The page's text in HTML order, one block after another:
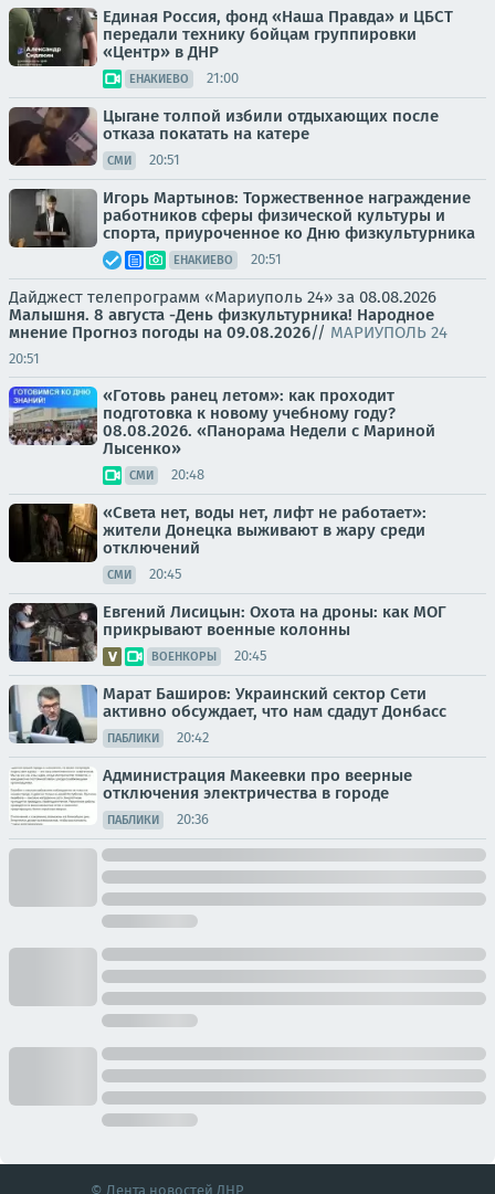
Единая Россия, фонд «Наша Правда» и ЦБСТ
передали технику бойцам группировки
«Центр» в ДНР
ЕНАКИЕВО 21:00
Цыгане толпой избили отдыхающих после
отказа покатать на катере
СМИ 20:51
Игорь Мартынов: Торжественное награждение
работников сферы физической культуры и
спорта, приуроченное ко Дню физкультурника
ЕНАКИЕВО 20:51
Дайджест телепрограмм «Мариуполь 24» за 08.08.2026
Малышня. 8 августа -День физкультурника! Народное
мнение Прогноз погоды на 09.08.2026// МАРИУПОЛЬ 24
20:51
«Готовь ранец летом»: как проходит
подготовка к новому учебному году?
08.08.2026. «Панорама Недели с Мариной
Лысенко»
СМИ 20:48
«Света нет, воды нет, лифт не работает»:
жители Донецка выживают в жару среди
отключений
СМИ 20:45
Евгений Лисицын: Охота на дроны: как МОГ
прикрывают военные колонны
ВОЕНКОРЫ 20:45
Марат Баширов: Украинский сектор Сети
активно обсуждает, что нам сдадут Донбасс
ПАБЛИКИ 20:42
Администрация Макеевки про веерные
отключения электричества в городе
ПАБЛИКИ 20:36
© Лента новостей ДНР